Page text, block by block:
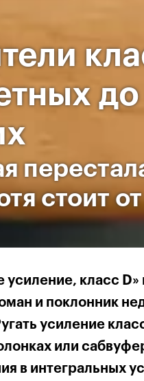
до
стоит
усиление, класс
и поклонник
усиление
или
в интегральных